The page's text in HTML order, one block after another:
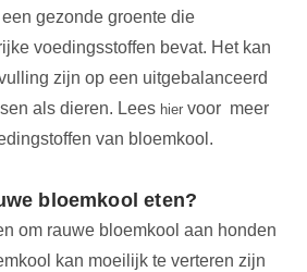
gezonde groente die
voedingsstoffen bevat. Het kan
zijn op een uitgebalanceerd
als dieren. Lees hier voor meer
van bloemkool.
bloemkool eten?
om rauwe bloemkool aan honden
kan moeilijk te verteren zijn